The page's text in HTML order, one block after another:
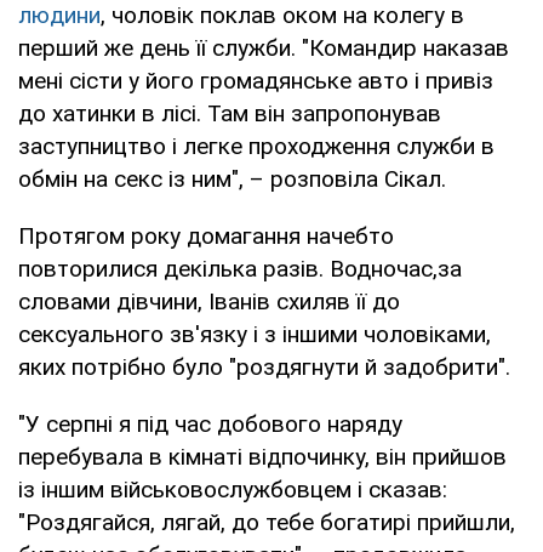
людини, чоловік поклав оком на колегу в
перший же день її служби. "Командир наказав
мені сісти у його громадянське авто і привіз
до хатинки в лісі. Там він запропонував
заступництво і легке проходження служби в
обмін на секс із ним", – розповіла Сікал.
Протягом року домагання начебто
повторилися декілька разів. Водночас,за
словами дівчини, Іванів схиляв її до
сексуального зв'язку і з іншими чоловіками,
яких потрібно було "роздягнути й задобрити".
"У серпні я під час добового наряду
перебувала в кімнаті відпочинку, він прийшов
із іншим військовослужбовцем і сказав:
"Роздягайся, лягай, до тебе богатирі прийшли,